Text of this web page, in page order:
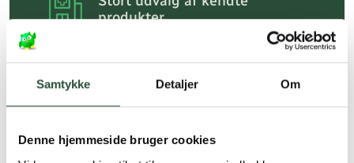
Samtykke Detaljer Om
Denne hjemmeside bruger cookies
produkter
Vi tilbyder et stort udvalg af kendte
Læs mere om Uglecare.dk her